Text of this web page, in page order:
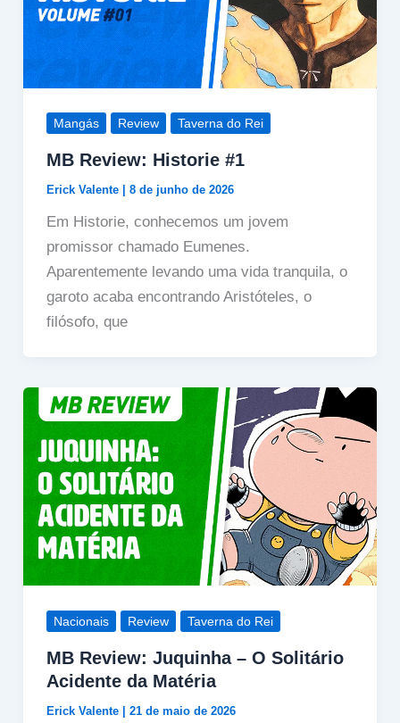
Mangás Review Taverna do Rei
MB Review: Historie #1
Erick Valente 8 de junho de 2026
Em Historie, conhecemos um jovem
promissor chamado Eumenes.
Aparentemente levando uma vida tranquila, o
garoto acaba encontrando Aristóteles, o
filósofo, que
Nacionais Review Taverna do Rei
MB Review: Juquinha – O Solitário
Acidente da Matéria
Erick Valente | 21 de maio de 2026